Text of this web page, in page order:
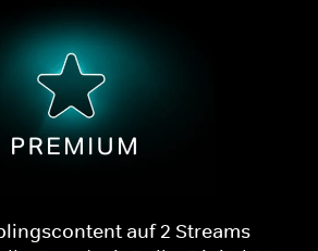
auf 2 Streams